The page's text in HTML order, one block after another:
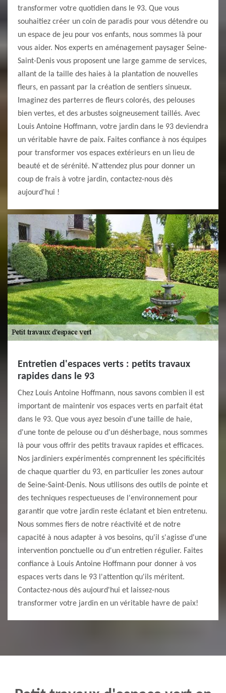
transformer votre quotidien dans le 93. Que vous
souhaitiez créer un coin de paradis pour vous détendre ou
un espace de jeu pour vos enfants, nous sommes là pour
vous aider. Nos experts en aménagement paysager Seine-
Saint-Denis vous proposent une large gamme de services,
allant de la taille des haies à la plantation de nouvelles
fleurs, en passant par la création de sentiers sinueux.
Imaginez des parterres de fleurs colorés, des pelouses
bien vertes, et des arbustes soigneusement taillés. Avec
Louis Antoine Hoffmann, votre jardin dans le 93 deviendra
un véritable havre de paix. Faites confiance à nos équipes
pour transformer vos espaces extérieurs en un lieu de
beauté et de sérénité. N'attendez plus pour donner un
coup de frais à votre jardin, contactez-nous dès
aujourd'hui !
Entretien d'espaces verts : petits travaux
rapides dans le 93
Chez Louis Antoine Hoffmann, nous savons combien il est
important de maintenir vos espaces verts en parfait état
dans le 93. Que vous ayez besoin d'une taille de haie,
d'une tonte de pelouse ou d'un désherbage, nous sommes
là pour vous offrir des petits travaux rapides et efficaces.
Nos jardiniers expérimentés comprennent les spécificités
de chaque quartier du 93, en particulier les zones autour
de Seine-Saint-Denis. Nous utilisons des outils de pointe et
des techniques respectueuses de l'environnement pour
garantir que votre jardin reste éclatant et bien entretenu.
Nous sommes fiers de notre réactivité et de notre
capacité à nous adapter à vos besoins, qu'il s'agisse d'une
intervention ponctuelle ou d'un entretien régulier. Faites
confiance à Louis Antoine Hoffmann pour donner à vos
espaces verts dans le 93 l'attention qu'ils méritent.
Contactez-nous dès aujourd'hui et laissez-nous
transformer votre jardin en un véritable havre de paix!